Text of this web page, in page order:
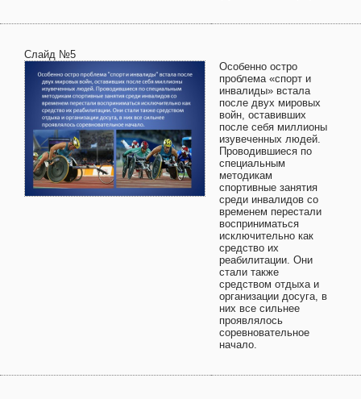
Слайд №5
Особенно остро
проблема «спорт и
инвалиды» встала
после двух мировых
войн, оставивших
после себя миллионы
изувеченных людей.
Проводившиеся по
специальным
методикам
спортивные занятия
среди инвалидов со
временем перестали
восприниматься
исключительно как
средство их
реабилитации. Они
стали также
средством отдыха и
организации досуга, в
них все сильнее
проявлялось
соревновательное
начало.